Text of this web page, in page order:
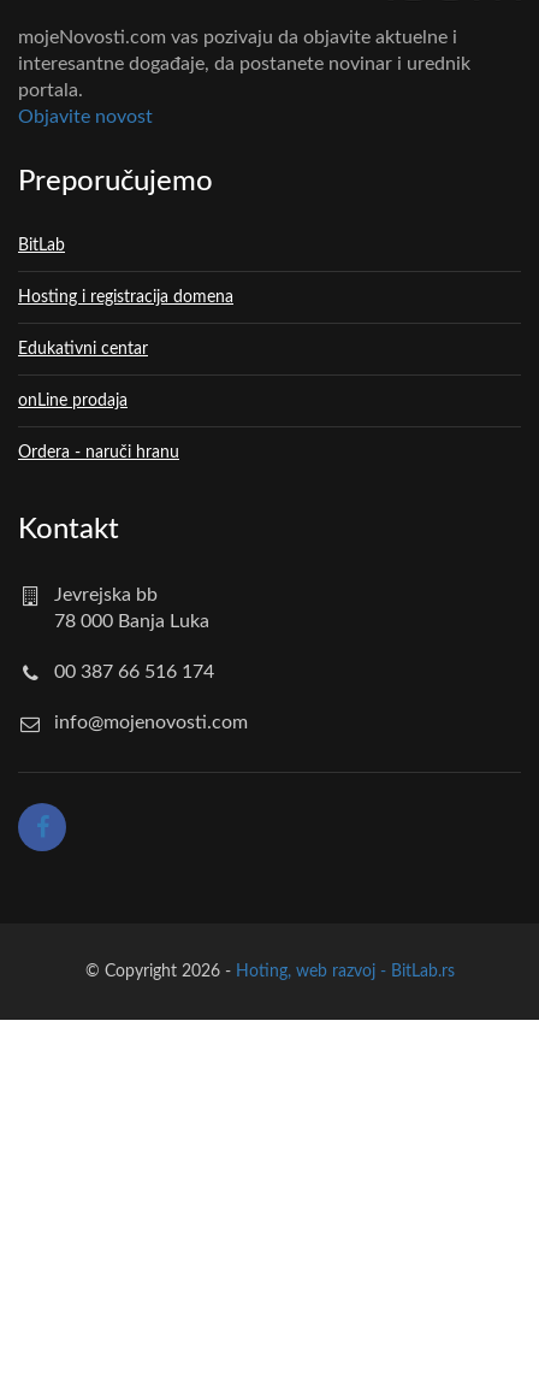
mojeNovosti.com vas pozivaju da objavite aktuelne i
interesantne događaje, da postanete novinar i urednik
portala.
Objavite novost
Preporučujemo
BitLab
Hosting i registracija domena
Edukativni centar
onLine prodaja
Ordera - naruči hranu
Kontakt
Jevrejska bb
78 000 Banja Luka
00 387 66 516 174
info@mojenovosti.com
© Copyright 2026 - Hoting, web razvoj - BitLab.rs